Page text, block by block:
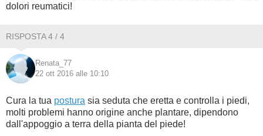
dolori reumatici!
RISPOSTA 4 / 4
Renata_77
22 ott 2016 alle 10:10
Cura la tua postura sia seduta che eretta e controlla i piedi,
molti problemi hanno origine anche plantare, dipendono
dall'appoggio a terra della pianta del piede!